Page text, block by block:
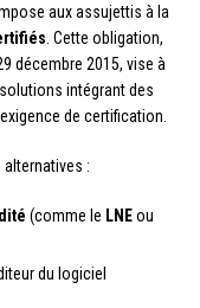
aux assujettis à la
. Cette obligation,
décembre 2015, vise à
intégrant des
de certification.
:
(comme le LNEou
du logiciel